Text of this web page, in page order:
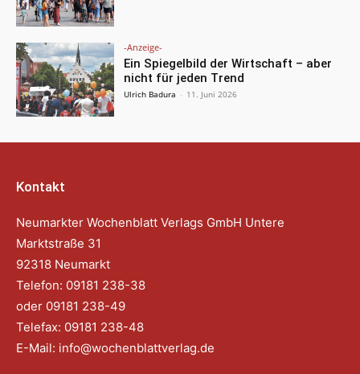
-Anzeige-
Ein Spiegelbild der Wirtschaft – aber
nicht für jeden Trend
Ulrich Badura - 11. Juni 2026
Kontakt
Neumarkter Wochenblatt Verlags GmbH Untere
Marktstraße 31
92318 Neumarkt
Telefon: 09181 238-38
oder 09181 238-49
Telefax: 09181 238-48
E-Mail: info@wochenblattverlag.de